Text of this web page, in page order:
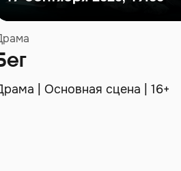
| Основная сцена | 16+